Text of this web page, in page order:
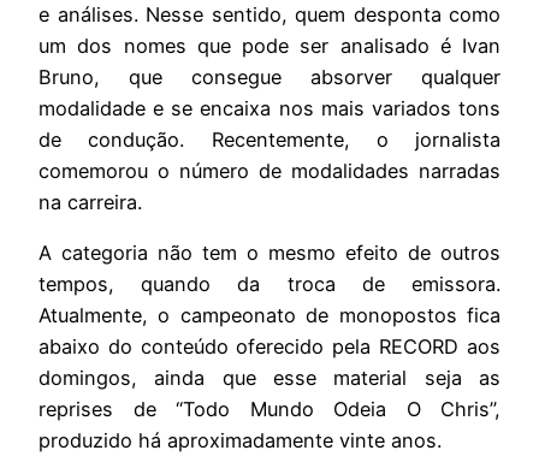
e análises. Nesse sentido, quem desponta como
um dos nomes que pode ser analisado é Ivan
Bruno, que consegue absorver qualquer
modalidade e se encaixa nos mais variados tons
de condução. Recentemente, o jornalista
comemorou o número de modalidades narradas
na carreira.
A categoria não tem o mesmo efeito de outros
tempos, quando da troca de emissora.
Atualmente, o campeonato de monopostos fica
abaixo do conteúdo oferecido pela RECORD aos
domingos, ainda que esse material seja as
reprises de “Todo Mundo Odeia O Chris”,
produzido há aproximadamente vinte anos.